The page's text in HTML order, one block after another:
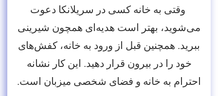
وقتی به خانه کسی در سریلانکا دعوت
می‌شوید، بهتر است هدیه‌ای همچون شیرینی
ببرید. همچنین قبل از ورود به خانه، کفش‌های
خود را در بیرون قرار دهید. این کار نشانه‌
احترام به خانه و فضای شخصی میزبان است.